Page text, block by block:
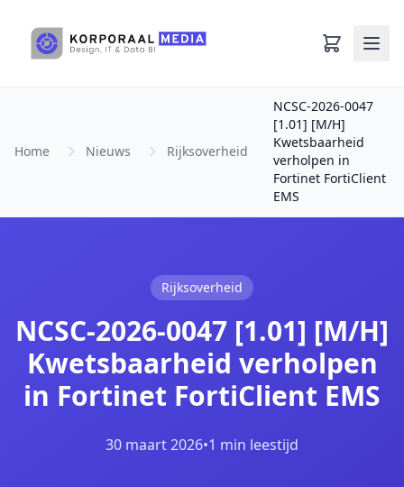
Home Nieuws Rijksoverheid
NCSC-2026-0047
[1.01] [M/H]
Kwetsbaarheid
verholpen in
Fortinet FortiClient
EMS
Rijksoverheid
NCSC-2026-0047 [1.01] [M/H]
Kwetsbaarheid verholpen
in Fortinet FortiClient EMS
30 maart 2026•1 min leestijd